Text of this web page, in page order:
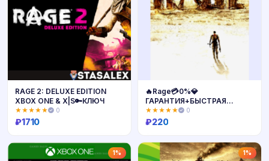
Купить
RAGE 2: DELUXE EDITION
XBOX ONE & X|S🔑КЛЮЧ
★★★★★ 0
₽1710
Купить
🔥Rage💳0%💎
ГАРАНТИЯ+БЫСТРАЯ
ДОСТАВКА🔥
★★★★★ 0
₽220
1% 1%